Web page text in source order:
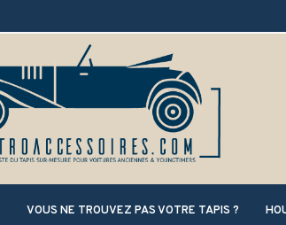
VOUS NE TROUVEZ PAS VOTRE TAPIS ?